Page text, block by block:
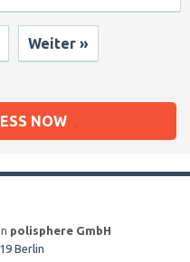
Weiter »
NOW
polisphere GmbH
Berlin